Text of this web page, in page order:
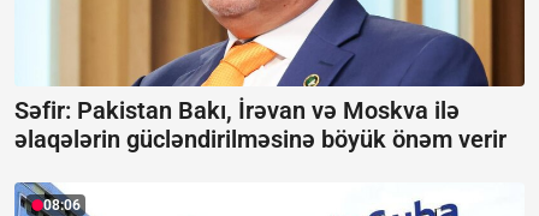
Səfir: Pakistan Bakı, İrəvan və Moskva ilə
əlaqələrin gücləndirilməsinə böyük önəm verir
08:06